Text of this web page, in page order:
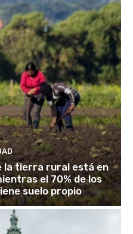
la tierra rural está en
el 70% de los
suelo propio